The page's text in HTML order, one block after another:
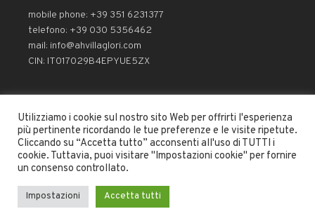
mobile phone: +39 351 6231377
telefono: +39 030 5356462
mail: info@ahvillaglori.com
CIN: IT017029B4EPYUE5ZX
Seguici
Condizioni- Politica di cancellazione
Utilizziamo i cookie sul nostro sito Web per offrirti l'esperienza
più pertinente ricordando le tue preferenze e le visite ripetute.
Cliccando su “Accetta tutto” acconsenti all'uso di TUTTI i
cookie. Tuttavia, puoi visitare "Impostazioni cookie" per fornire
un consenso controllato.
Impostazioni Accetta tutti